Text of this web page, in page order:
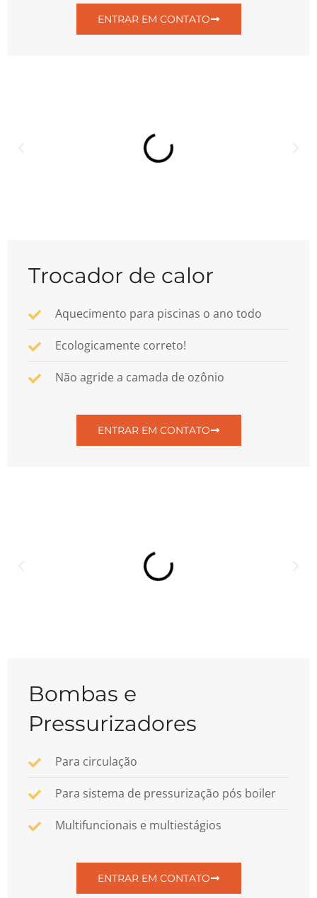
ENTRAR EM CONTATO
Trocador de calor
Aquecimento para piscinas o ano todo
Ecologicamente correto!
Não agride a camada de ozônio
ENTRAR EM CONTATO
Bombas e
Pressurizadores
Para circulação
Para sistema de pressurização pós boiler
Multifuncionais e multiestágios
ENTRAR EM CONTATO